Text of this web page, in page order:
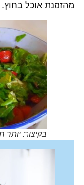
מהזמנת אוכל בחוץ.
בקיצור: